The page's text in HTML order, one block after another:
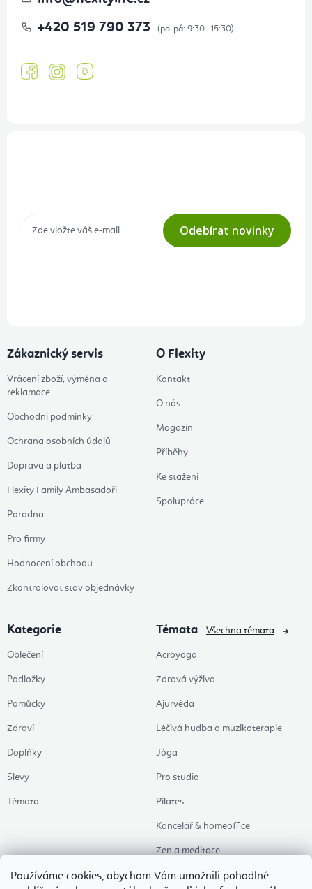
Používáme cookies, abychom Vám umožnili pohodlné
+420 519 790 373
Odebírat novinky
Zákaznický servis
Vrácení zboží, výměna a
reklamace
Obchodní podmínky
Ochrana osobních údajů
Doprava a platba
Flexity Family Ambasadoři
Poradna
Pro firmy
Hodnocení obchodu
Zkontrolovat stav objednávky
O Flexity
Kontakt
O nás
Magazín
Příběhy
Ke stažení
Spolupráce
Kategorie
Oblečení
Podložky
Pomůcky
Zdraví
Doplňky
Slevy
Témata
Témata
Acroyoga
Zdravá výživa
Ajurvéda
Léčivá hudba a muzikoterapie
Jóga
Pro studia
Pilates
Kancelář & homeoffice
Zen a meditace
Aromaterapie
Všechna témata